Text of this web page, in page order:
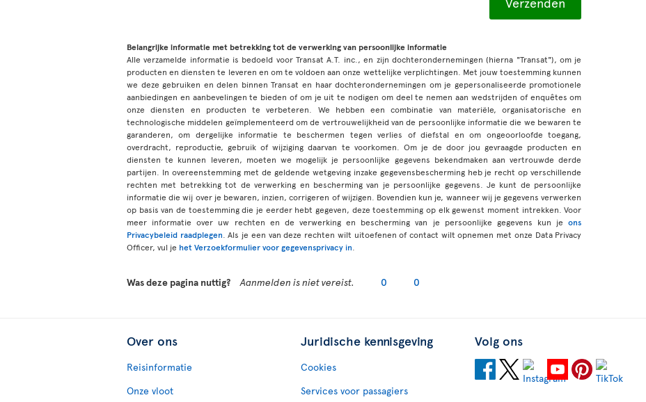
Belangrijke informatie met betrekking tot de verwerking van persoonlijke informatie
Alle verzamelde informatie is bedoeld voor Transat A.T. inc., en zijn dochterondernemingen (hierna "Transat"), om je
producten en diensten te leveren en om te voldoen aan onze wettelijke verplichtingen. Met jouw toestemming kunnen
we deze gebruiken en delen binnen Transat en haar dochterondernemingen om je gepersonaliseerde promotionele
aanbiedingen en aanbevelingen te bieden of om je uit te nodigen om deel te nemen aan wedstrijden of enquêtes om
onze diensten en producten te verbeteren. We hebben een combinatie van materiële, organisatorische en
technologische middelen geïmplementeerd om de vertrouwelijkheid van de persoonlijke informatie die we bewaren te
garanderen, om dergelijke informatie te beschermen tegen verlies of diefstal en om ongeoorloofde toegang,
overdracht, reproductie, gebruik of wijziging daarvan te voorkomen. Om je de door jou gevraagde producten en
diensten te kunnen leveren, moeten we mogelijk je persoonlijke gegevens bekendmaken aan vertrouwde derde
partijen. In overeenstemming met de geldende wetgeving inzake gegevensbescherming heb je recht op verschillende
rechten met betrekking tot de verwerking en bescherming van je persoonlijke gegevens. Je kunt de persoonlijke
informatie die wij over je bewaren, inzien, corrigeren of wijzigen. Bovendien kun je, wanneer wij je gegevens verwerken
op basis van de toestemming die je eerder hebt gegeven, deze toestemming op elk gewenst moment intrekken. Voor
meer informatie over uw rechten en de verwerking en bescherming van je persoonlijke gegevens kun jeons
Privacybeleid raadplegen . Als je een van deze rechten wilt uitoefenen of contact wilt opnemen met onze Data Privacy
Officer, vul je het Verzoekformulier voor gegevensprivacy in
Was deze pagina nuttig? Aanmelden is niet vereist. 0 0
Over ons
Reisinformatie
Onze vloot
Juridische kennisgeving
Cookies
Services voor passagiers
Volg ons